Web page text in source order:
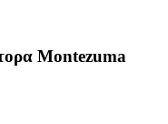
Montezuma